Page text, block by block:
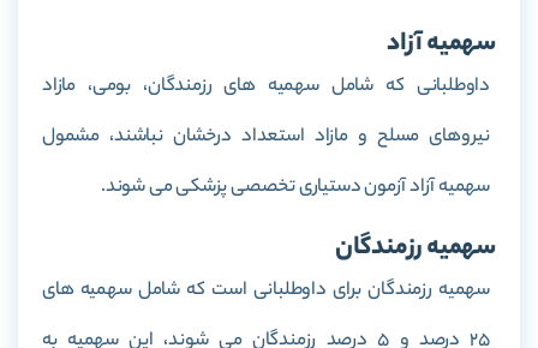
سهمیه آزاد
داوطلبانی که شامل سهمیه های رزمندگان، بومی، مازاد
نیروهای مسلح و مازاد استعداد درخشان نباشند، مشمول
سهمیه آزاد آزمون دستیاری تخصصی پزشکی می شوند.
سهمیه رزمندگان
سهمیه رزمندگان برای داوطلبانی است که شامل سهمیه های
25 درصد و 5 درصد رزمندگان می شوند، این سهمیه به